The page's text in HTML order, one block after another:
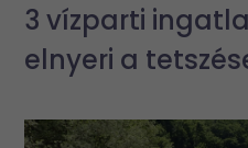
3 vízparti
elnyeri a